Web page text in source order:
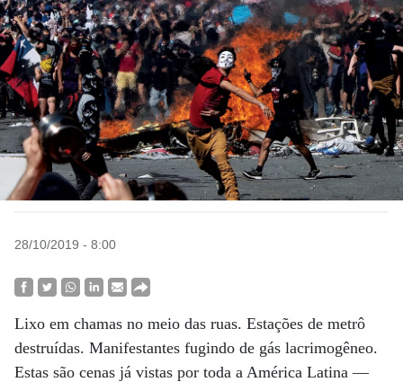
28/10/2019 - 8:00
Lixo em chamas no meio das ruas. Estações de metrô
destruídas. Manifestantes fugindo de gás lacrimogêneo.
Estas são cenas já vistas por toda a América Latina —